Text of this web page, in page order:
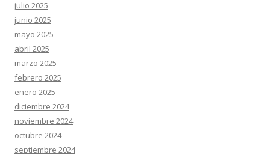
julio 2025
junio 2025
mayo 2025
abril 2025
marzo 2025
febrero 2025
enero 2025
diciembre 2024
noviembre 2024
octubre 2024
septiembre 2024